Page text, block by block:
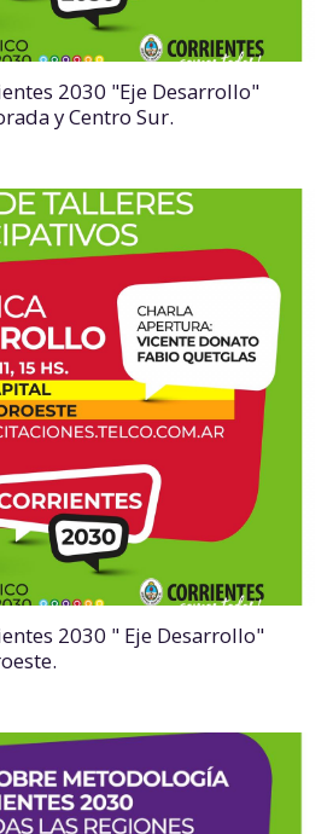
2030 "Eje Desarrollo"
y Centro Sur.
2030 " Eje Desarrollo"